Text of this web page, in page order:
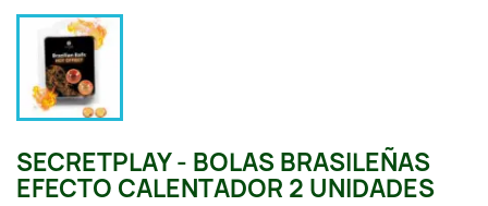
SECRETPLAY - BOLAS BRASILEÑAS
EFECTO CALENTADOR 2 UNIDADES